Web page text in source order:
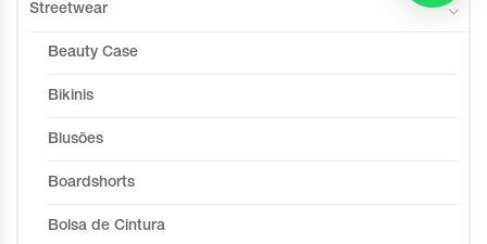
Streetwear
Beauty Case
Bikinis
Blusões
Boardshorts
Bolsa de Cintura